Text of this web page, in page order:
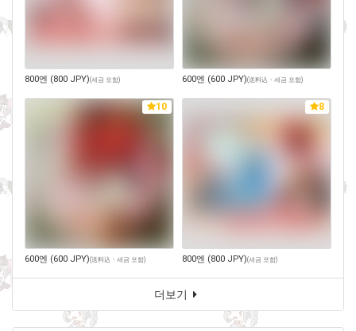
800엔 (800 JPY)(세금 포함) 600엔 (600 JPY)(送料込・세금 포함)
10
600엔 (600 JPY)(送料込・세금 포함)
8
800엔 (800 JPY)(세금 포함)
더보기